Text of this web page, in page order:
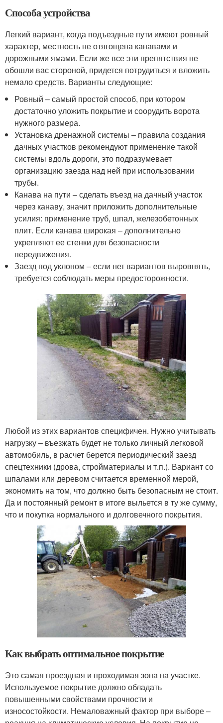
Способа устройства
Легкий вариант, когда подъездные пути имеют ровный
характер, местность не отягощена канавами и
дорожными ямами. Если же все эти препятствия не
обошли вас стороной, придется потрудиться и вложить
немало средств. Варианты следующие:
Ровный – самый простой способ, при котором
достаточно уложить покрытие и соорудить ворота
нужного размера.
Установка дренажной системы – правила создания
дачных участков рекомендуют применение такой
системы вдоль дороги, это подразумевает
организацию заезда над ней при использовании
трубы.
Канава на пути – сделать въезд на дачный участок
через канаву, значит приложить дополнительные
усилия: применение труб, шпал, железобетонных
плит. Если канава широкая – дополнительно
укрепляют ее стенки для безопасности
передвижения.
Заезд под уклоном – если нет вариантов выровнять,
требуется соблюдать меры предосторожности.
Любой из этих вариантов специфичен. Нужно учитывать
нагрузку – въезжать будет не только личный легковой
автомобиль, в расчет берется периодический заезд
спецтехники (дрова, стройматериалы и т.п.). Вариант со
шпалами или деревом считается временной мерой,
экономить на том, что должно быть безопасным не стоит.
Да и постоянный ремонт в итоге выльется в ту же сумму,
что и покупка нормального и долговечного покрытия.
Как выбрать оптимальное покрытие
Это самая проездная и проходимая зона на участке.
Используемое покрытие должно обладать
повышенными свойствами прочности и
износостойкости. Немаловажный фактор при выборе –